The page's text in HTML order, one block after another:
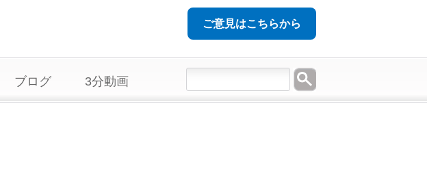
ご意見はこちらから
ブログ 3分動画